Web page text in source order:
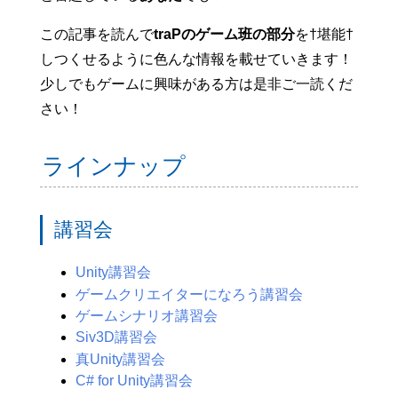
この記事を読んでtraPのゲーム班の部分を†堪能†
しつくせるように色んな情報を載せていきます！
少しでもゲームに興味がある方は是非ご一読くだ
さい！
ラインナップ
講習会
Unity講習会
ゲームクリエイターになろう講習会
ゲームシナリオ講習会
Siv3D講習会
真Unity講習会
C# for Unity講習会